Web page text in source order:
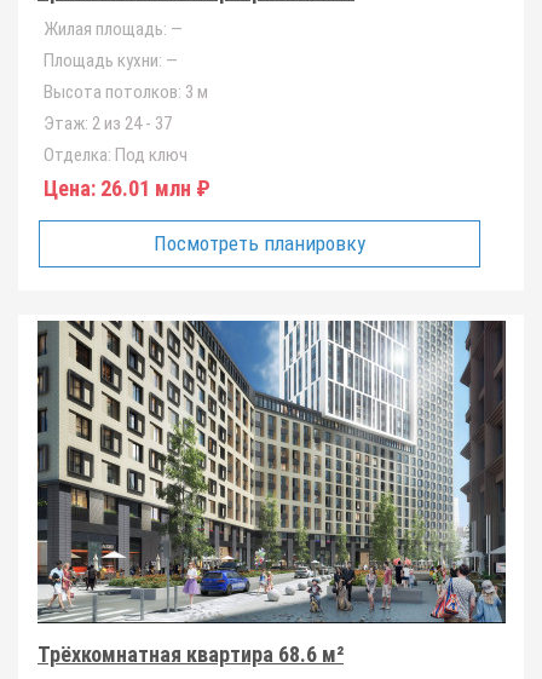
Жилая площадь: —
Площадь кухни: —
Высота потолков: 3 м
Этаж: 2 из 24 - 37
Отделка: Под ключ
Цена: 26.01 млн ₽
Посмотреть планировку
Трёхкомнатная квартира 68.6 м²